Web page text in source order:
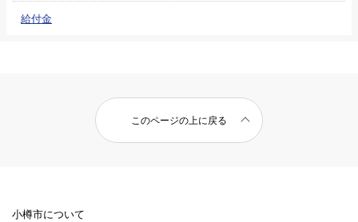
給付金
このページの上に戻る
小樽市について